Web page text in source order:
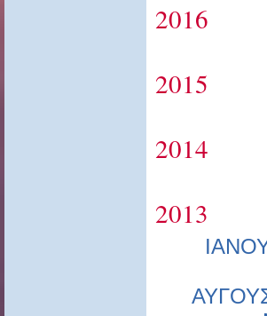
2016
2015
2014
2013